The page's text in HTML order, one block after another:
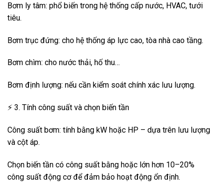
Bơm ly tâm: phổ biến trong hệ thống cấp nước, HVAC, tưới
tiêu.
Bơm trục đứng: cho hệ thống áp lực cao, tòa nhà cao tầng.
Bơm chìm: cho nước thải, hố thu…
Bơm định lượng: nếu cần kiểm soát chính xác lưu lượng.
⚡ 3. Tính công suất và chọn biến tần
Công suất bơm: tính bằng kW hoặc HP – dựa trên lưu lượng
và cột áp.
Chọn biến tần có công suất bằng hoặc lớn hơn 10–20%
công suất động cơ để đảm bảo hoạt động ổn định.